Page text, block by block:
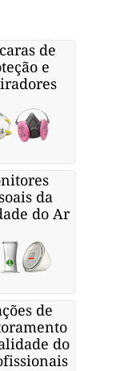
de
e
da
do Ar
de
do